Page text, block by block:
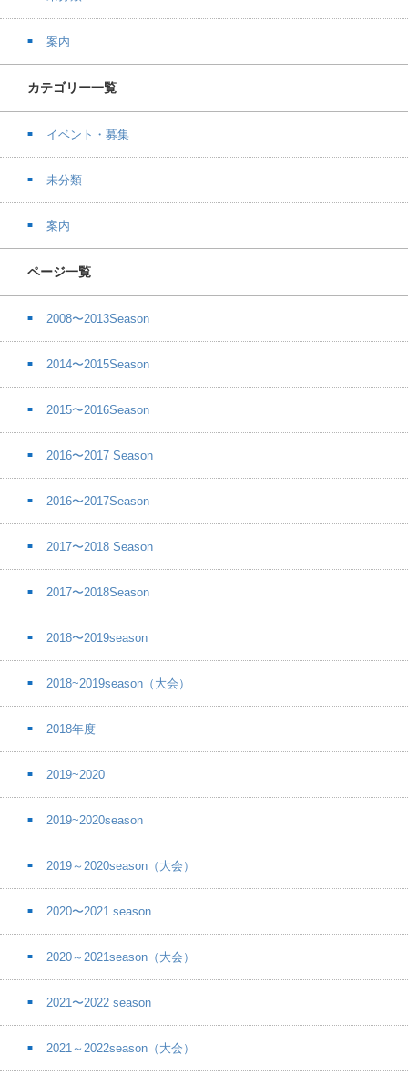
案内
カテゴリー一覧
イベント・募集
未分類
案内
ページ一覧
2008〜2013Season
2014〜2015Season
2015〜2016Season
2016〜2017 Season
2016〜2017Season
2017〜2018 Season
2017〜2018Season
2018〜2019season
2018~2019season（大会）
2018年度
2019~2020
2019~2020season
2019～2020season（大会）
2020〜2021 season
2020～2021season（大会）
2021〜2022 season
2021～2022season（大会）